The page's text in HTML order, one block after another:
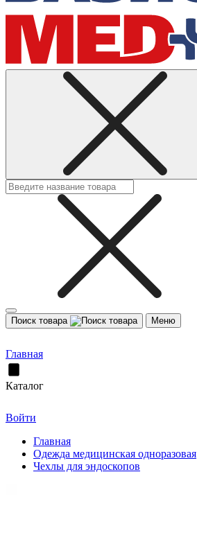
Поиск товара Меню
Главная
Каталог
Войти
Главная
Одежда медицинская одноразовая
Чехлы для эндоскопов